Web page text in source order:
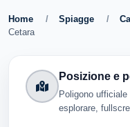
Home / Spiagge /
Cetara
Posizione e
Poligono
esplorare,